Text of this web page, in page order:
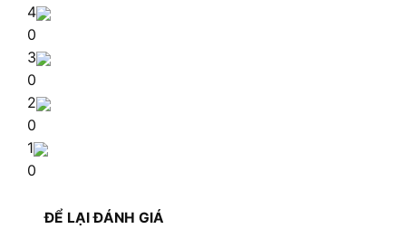
4
0
3
0
2
0
1
0
ĐỂ LẠI ĐÁNH GIÁ